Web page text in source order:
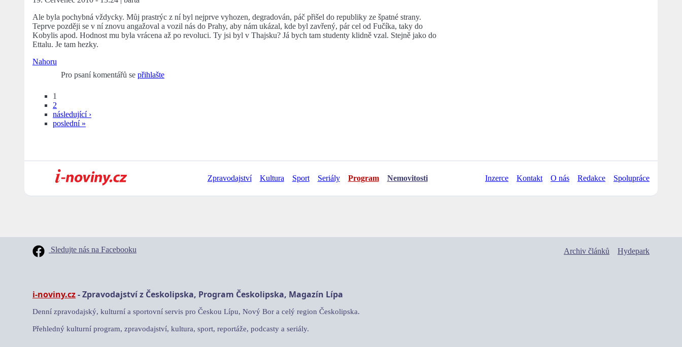
Ale byla pochybná vždycky. Můj prastrýc z ní byl nejprve vyhozen, degradován, páč přišel do republiky ze špatné strany.
Teprve později se v ní znovu angažoval a vozil nás do Prahy, aby nám ukázal, kde byl zavřený, pár cel od Fučíka, taky do
Kobylis apod. Hodnost mu byla vrácena až po revoluci. Ty jsi byl v Thajsku? Já bych tam studenty klidně vzal. Stejně jako do
Ettalu. Je tam hezky.
Nahoru
Pro psaní komentářů se přihlašte
1
2
následující ›
poslední »
Zpravodajství Kultura Sport Seriály Program Nemovitosti Inzerce Kontakt O nás Redakce Spolupráce
Sledujte nás na Facebooku Archiv článků Hydepark
i-noviny.cz- Zpravodajství z Českolipska, Program Českolipska, Magazín Lípa
Denní zpravodajský, kulturní a sportovní servis pro Českou Lípu, Nový Bor a celý region Českolipska.
Přehledný kulturní program, zpravodajství, kultura, sport, reportáže, podcasty a seriály.